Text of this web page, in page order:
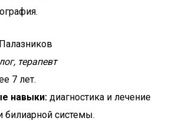
терапевт
7 лет.
навыки: диагностика и лечение
системы.